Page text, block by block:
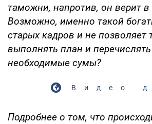
таможни, напротив, он верит в
Возможно, именно такой
старых кадров и не позволяет
выполнять план и
необходимые сумы?
Видео
Подробнее о том, что